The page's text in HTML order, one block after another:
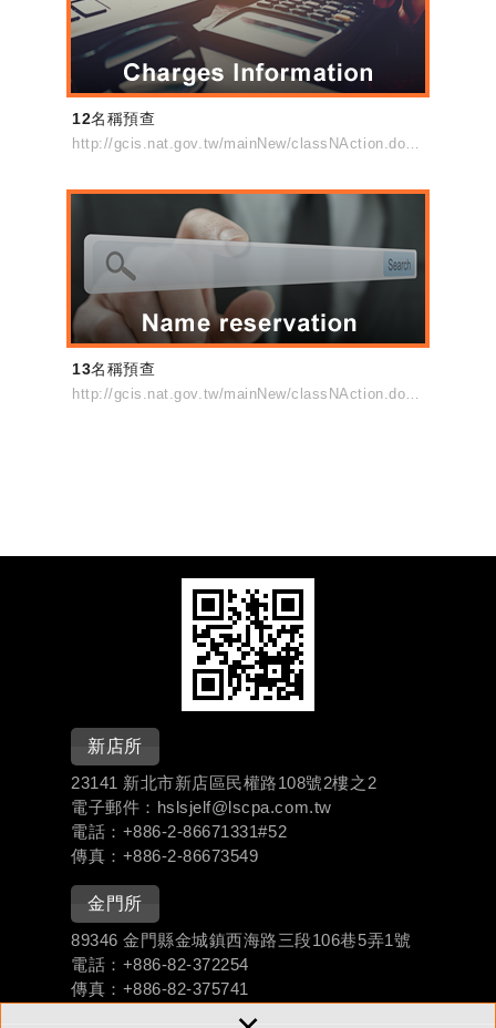
12名稱預查
http://gcis.nat.gov.tw/mainNew/classNAction.do?method=list&pkGcisClassN=4
13名稱預查
http://gcis.nat.gov.tw/mainNew/classNAction.do?method=list&pkGcisClassN=4
新店所
23141 新北市新店區民權路108號2樓之2
電子郵件：hslsjelf@lscpa.com.tw
電話：+886-2-86671331#52
傳真：+886-2-86673549
金門所
89346 金門縣金城鎮西海路三段106巷5弄1號
電話：+886-82-372254
傳真：+886-82-375741